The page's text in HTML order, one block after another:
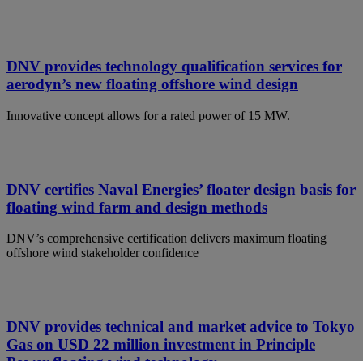
DNV provides technology qualification services for
aerodyn’s new floating offshore wind design
Innovative concept allows for a rated power of 15 MW.
DNV certifies Naval Energies’ floater design basis for
floating wind farm and design methods
DNV’s comprehensive certification delivers maximum floating
offshore wind stakeholder confidence
DNV provides technical and market advice to Tokyo
Gas on USD 22 million investment in Principle